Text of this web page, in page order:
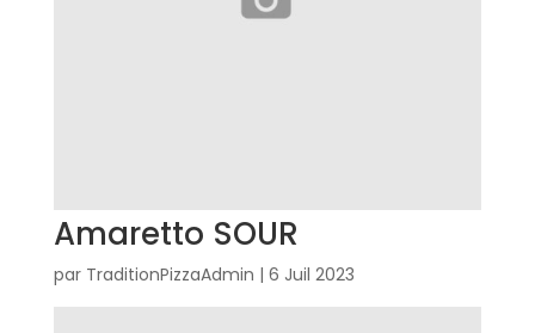
Amaretto SOUR
par TraditionPizzaAdmin | 6 Juil 2023